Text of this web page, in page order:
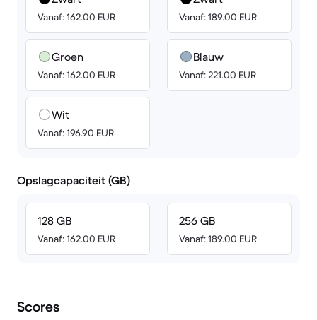
Vanaf: 162.00 EUR
Groen
Vanaf: 162.00 EUR
Wit
Vanaf: 196.90 EUR
Vanaf: 189.00 EUR
Blauw
Vanaf: 221.00 EUR
Opslagcapaciteit (GB)
128 GB
Vanaf: 162.00 EUR
256 GB
Vanaf: 189.00 EUR
Scores